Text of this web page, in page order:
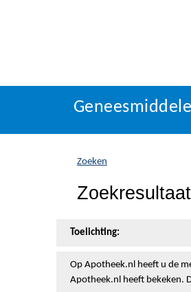
U
zich
hier:
Zoeken
Zoekresultaat
Toelichting:
Op Apotheek.nl heeft u de
Apotheek.nl heeft bekeken.